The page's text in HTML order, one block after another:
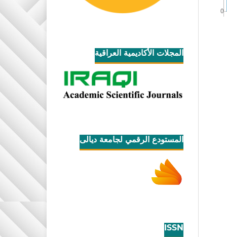
المجلات الأكاديمية العراقية
المستودع الرقمي لجامعة ديالى
ISSN